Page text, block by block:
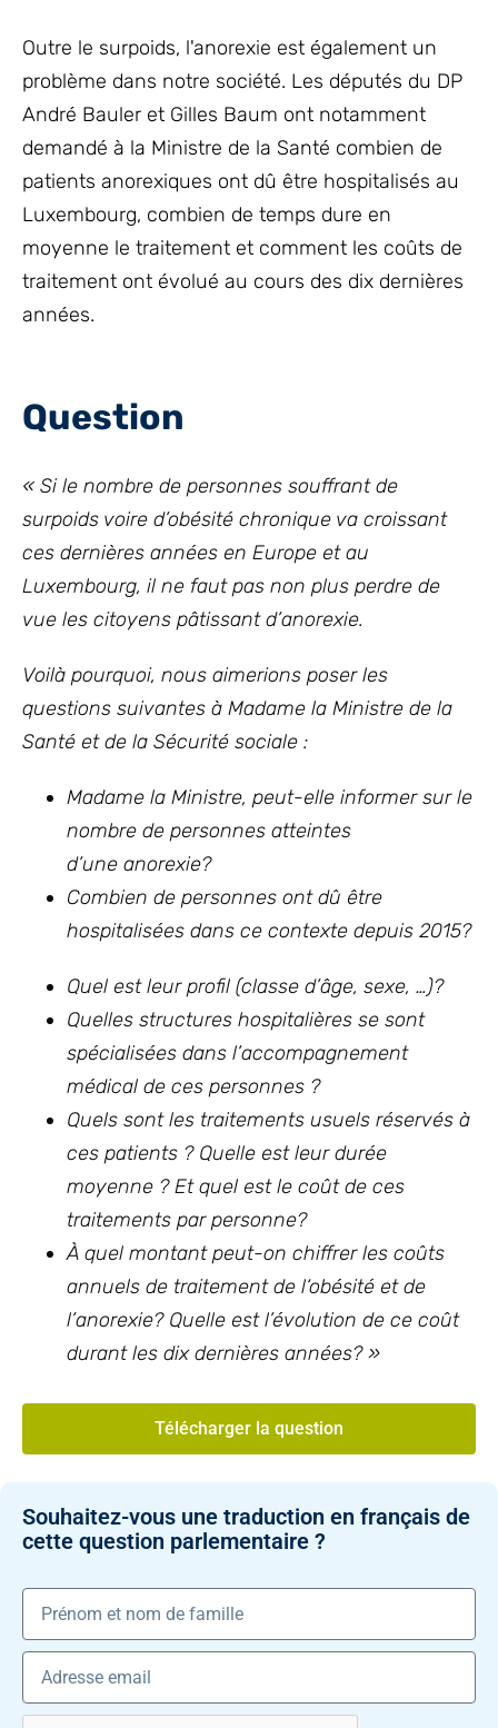
Outre le surpoids, l'anorexie est également un
problème dans notre société. Les députés du DP
André Bauler et Gilles Baum ont notamment
demandé à la Ministre de la Santé combien de
patients anorexiques ont dû être hospitalisés au
Luxembourg, combien de temps dure en
moyenne le traitement et comment les coûts de
traitement ont évolué au cours des dix dernières
années.
Question
« Si le nombre de personnes souffrant de
surpoids voire d’obésité chronique va croissant
ces dernières années en Europe et au
Luxembourg, il ne faut pas non plus perdre de
vue les citoyens pâtissant d’anorexie.
Voilà pourquoi, nous aimerions poser les
questions suivantes à Madame la Ministre de la
Santé et de la Sécurité sociale :
Madame la Ministre, peut-elle informer sur le
nombre de personnes atteintes
d’une anorexie?
Combien de personnes ont dû être
hospitalisées dans ce contexte depuis 2015?
Quel est leur profil (classe d’âge, sexe, …)?
Quelles structures hospitalières se sont
spécialisées dans l’accompagnement
médical de ces personnes ?
Quels sont les traitements usuels réservés à
ces patients ? Quelle est leur durée
moyenne ? Et quel est le coût de ces
traitements par personne?
À quel montant peut-on chiffrer les coûts
annuels de traitement de l‘obésité et de
l’anorexie? Quelle est l’évolution de ce coût
durant les dix dernières années? »
Télécharger la question
Souhaitez-vous une traduction en français de
cette question parlementaire ?